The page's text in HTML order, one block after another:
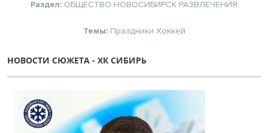
Раздел: ОБЩЕСТВО НОВОСИБИРСК РАЗВЛЕЧЕНИЯ
Темы: Праздники Хоккей
НОВОСТИ СЮЖЕТА - ХК СИБИРЬ